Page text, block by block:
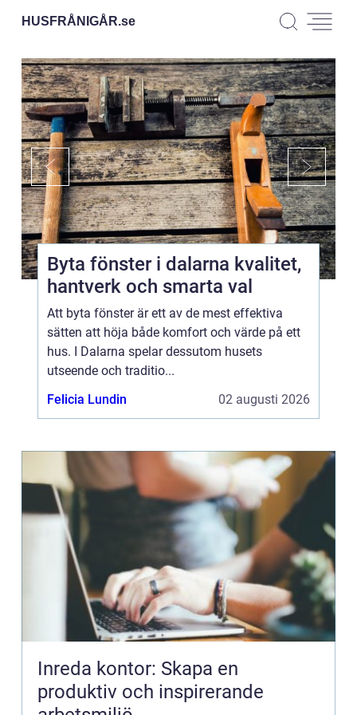
HUSFRÅNIGÅR.se
Byta fönster i dalarna kvalitet,
hantverk och smarta val
Att byta fönster är ett av de mest effektiva
sätten att höja både komfort och värde på ett
hus. I Dalarna spelar dessutom husets
utseende och traditio...
Felicia Lundin
02 augusti 2026
Inreda kontor: Skapa en
produktiv och inspirerande